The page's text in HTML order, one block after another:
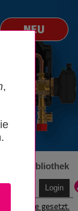
,
Bibliothek
ein Cookie gesetzt.